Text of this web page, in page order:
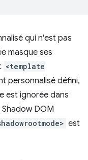
qui n'est pas
masque ses
<template
personnalisé défini,
est ignorée dans
DOM
est